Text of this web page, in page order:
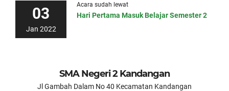
03
Jan 2022
Acara sudah lewat
Hari Pertama Masuk Belajar Semester 2
SMA Negeri 2 Kandangan
Jl Gambah Dalam No 40 Kecamatan Kandangan